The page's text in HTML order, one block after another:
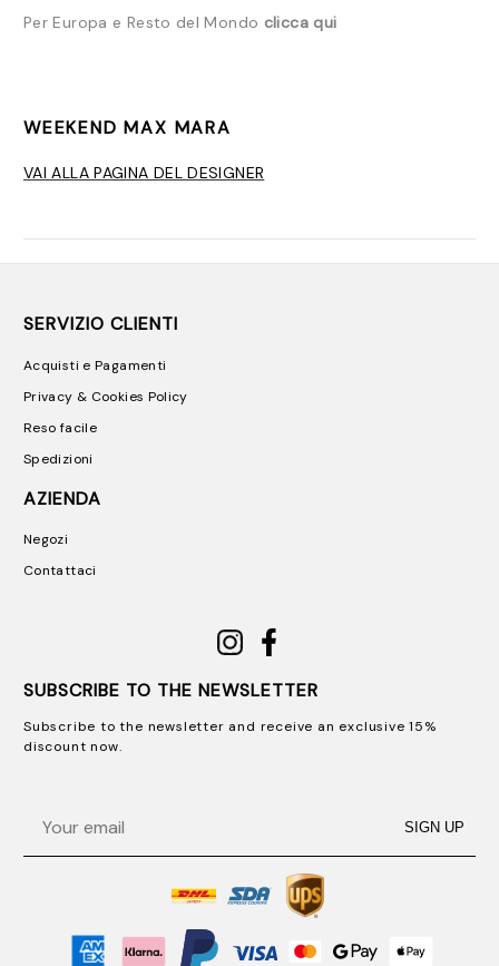
Per Europa e Resto del Mondo clicca qui
WEEKEND MAX MARA
VAI ALLA PAGINA DEL DESIGNER
SERVIZIO CLIENTI
Acquisti e Pagamenti
Privacy & Cookies Policy
Reso facile
Spedizioni
AZIENDA
Negozi
Contattaci
SUBSCRIBE TO THE NEWSLETTER
Subscribe to the newsletter and receive an exclusive 15%
discount now.
SIGN UP